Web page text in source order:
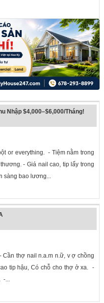
Nhập $4,000–$6,000/Tháng!
or everything. - Tiệm nằm trong
- Giá nail cao, tip lấy trong
bao lương...
Cần thợ nail n.a.m n.ữ, v ợ chồng
tip hậu, Có chỗ cho thợ ở xa. -
...